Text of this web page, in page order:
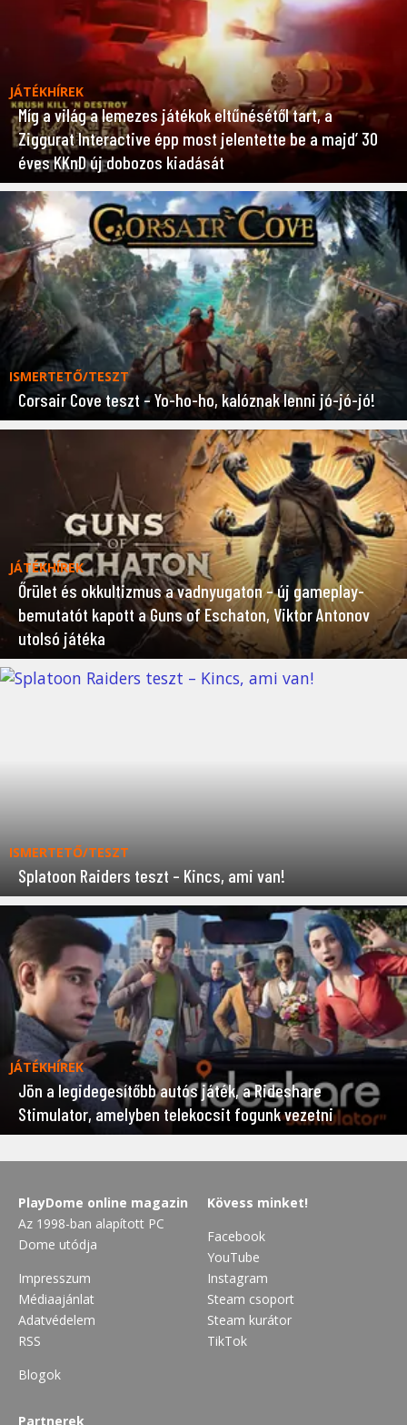
JÁTÉKHÍREK
Míg a világ a lemezes játékok eltűnésétől tart, a
Ziggurat Interactive épp most jelentette be a majd’ 30
éves KKnD új dobozos kiadását
ISMERTETŐ/TESZT
Corsair Cove teszt – Yo-ho-ho, kalóznak lenni jó-jó-jó!
JÁTÉKHÍREK
Őrület és okkultizmus a vadnyugaton – új gameplay-
bemutatót kapott a Guns of Eschaton, Viktor Antonov
utolsó játéka
ISMERTETŐ/TESZT
Splatoon Raiders teszt – Kincs, ami van!
JÁTÉKHÍREK
Jön a legidegesítőbb autós játék, a Rideshare
Stimulator, amelyben telekocsit fogunk vezetni
PlayDome online magazin
Az 1998-ban alapított PC
Dome utódja
Impresszum
Médiaajánlat
Adatvédelem
RSS
Blogok
Kövess minket!
Facebook
YouTube
Instagram
Steam csoport
Steam kurátor
TikTok
Partnerek